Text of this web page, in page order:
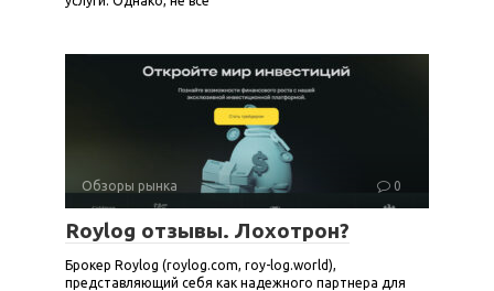
Обзоры рынка 0
Roylog отзывы. Лохотрон?
Брокер Roylog (roylog.com, roy-log.world),
представляющий себя как надежного партнера для